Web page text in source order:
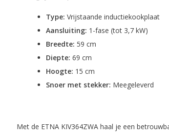
Type: Vrijstaande inductiekookplaat
Aansluiting: 1-fase (tot 3,7 kW)
Breedte: 59 cm
Diepte: 69 cm
Hoogte: 15 cm
Snoer met stekker: Meegeleverd
Met de ETNA KIV364ZWA haal je een